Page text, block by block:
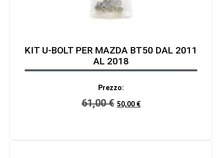
KIT U-BOLT PER MAZDA BT50 DAL 2011
AL 2018
Prezzo:
61,00€ 50,00 €